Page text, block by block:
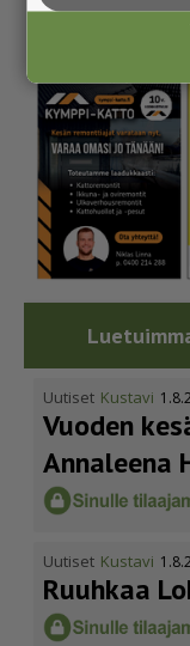
Uutiset Kustavi
Vuoden
Annaleena
Uutiset Kustavi
Ruuhkaa